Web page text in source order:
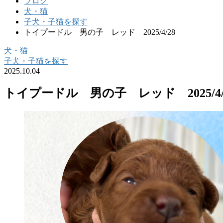
犬・猫
子犬・子猫を探す
トイプードル 男の子 レッド 2025/4/28
犬・猫
子犬・子猫を探す
2025.10.04
トイプードル 男の子 レッド 2025/